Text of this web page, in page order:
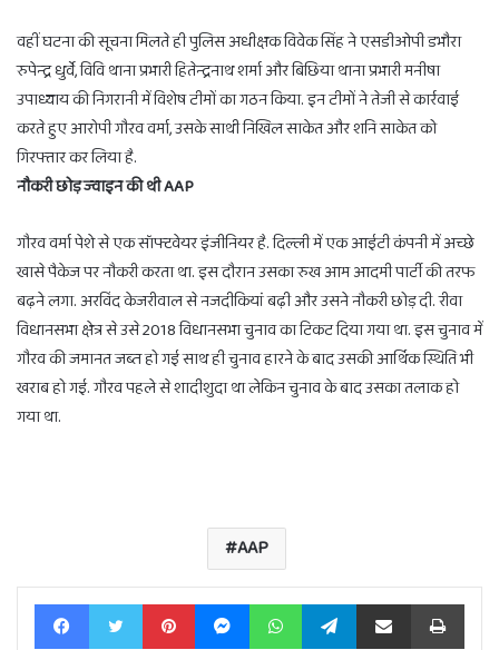
वहीं घटना की सूचना मिलते ही पुलिस अधीक्षक विवेक सिंह ने एसडीओपी डभौरा
रुपेन्द्र धुर्वे, विवि थाना प्रभारी हितेन्द्रनाथ शर्मा और बिछिया थाना प्रभारी मनीषा
उपाध्याय की निगरानी में विशेष टीमों का गठन किया. इन टीमों ने तेजी से कार्रवाई
करते हुए आरोपी गौरव वर्मा, उसके साथी निखिल साकेत और शनि साकेत को
गिरफ्तार कर लिया है.
नौकरी छोड़ ज्वाइन की थी AAP
गौरव वर्मा पेशे से एक सॉफ्टवेयर इंजीनियर है. दिल्ली में एक आईटी कंपनी में अच्छे
खासे पैकेज पर नौकरी करता था. इस दौरान उसका रुख आम आदमी पार्टी की तरफ
बढ़ने लगा. अरविंद केजरीवाल से नजदीकियां बढ़ी और उसने नौकरी छोड़ दी. रीवा
विधानसभा क्षेत्र से उसे 2018 विधानसभा चुनाव का टिकट दिया गया था. इस चुनाव में
गौरव की जमानत जब्त हो गई साथ ही चुनाव हारने के बाद उसकी आर्थिक स्थिति भी
खराब हो गई. गौरव पहले से शादीशुदा था लेकिन चुनाव के बाद उसका तलाक हो
गया था.
AAP
FacebookTwitter PinterestMessengerWhatsAppTelegramShare via Email Print